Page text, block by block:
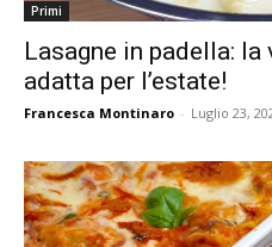
Primi
Lasagne in padella:
adatta per l’estate!
Francesca Montinaro - Luglio 23,